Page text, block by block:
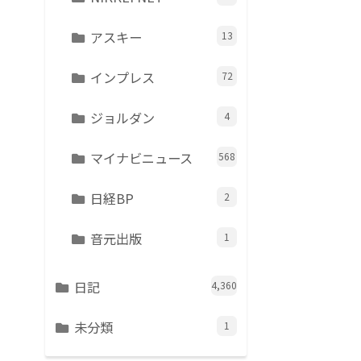
アスキー 13
インプレス 72
ジョルダン 4
マイナビニュース 568
日経BP 2
音元出版 1
日記 4,360
未分類 1